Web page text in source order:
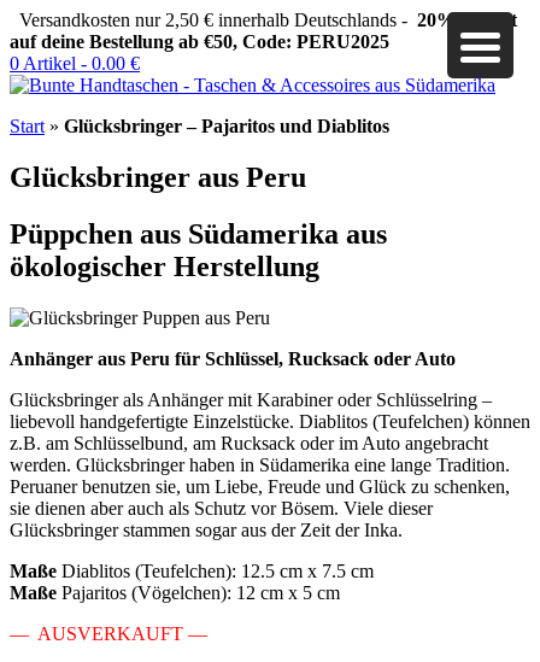
Versandkosten nur 2,50 € innerhalb Deutschlands - 20% Rabatt
auf deine Bestellung ab €50, Code: PERU2025
0 Artikel - 0.00 €
Start » Glücksbringer – Pajaritos und Diablitos
Glücksbringer aus Peru
Püppchen aus Südamerika aus
ökologischer Herstellung
Anhänger aus Peru für Schlüssel, Rucksack oder Auto
Glücksbringer als Anhänger mit Karabiner oder Schlüsselring –
liebevoll handgefertigte Einzelstücke. Diablitos (Teufelchen) können
z.B. am Schlüsselbund, am Rucksack oder im Auto angebracht
werden. Glücksbringer haben in Südamerika eine lange Tradition.
Peruaner benutzen sie, um Liebe, Freude und Glück zu schenken,
sie dienen aber auch als Schutz vor Bösem. Viele dieser
Glücksbringer stammen sogar aus der Zeit der Inka.
Maße Diablitos (Teufelchen): 12.5 cm x 7.5 cm
Maße Pajaritos (Vögelchen): 12 cm x 5 cm
— AUSVERKAUFT —